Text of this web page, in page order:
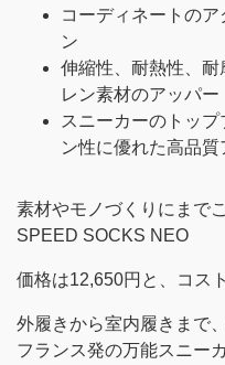
コーディネートの
ン
伸縮性、耐熱性、
レン素材のアッパー
スニーカーのトッ
ン性に優れた高品
素材やモノづくりにまで
SPEED SOCKS NEO
価格は12,650円と、コス
外履きから室内履きまで
フランス発の万能スニー